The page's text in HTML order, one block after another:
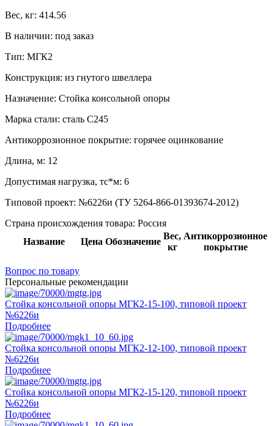
Вес, кг: 414.56
В наличии: под заказ
Тип: МГК2
Конструкция: из гнутого швеллера
Назначение: Стойка консольной опоры
Марка стали: сталь С245
Антикоррозионное покрытие: горячее оцинкование
Длина, м: 12
Допустимая нагрузка, тс*м: 6
Типовой проект: №6226и (ТУ 5264-866-01393674-2012)
Страна происхождения товара: Россия
Название
Цена Обозначение
Вес,
кг
Антикоррозионное
покрытие
Вопрос по товару
Персональные рекомендации
Стойка консольной опоры МГК2-15-100, типовой проект
№6226и
Подробнее
Стойка консольной опоры МГК2-12-100, типовой проект
№6226и
Подробнее
Стойка консольной опоры МГК2-15-120, типовой проект
№6226и
Подробнее